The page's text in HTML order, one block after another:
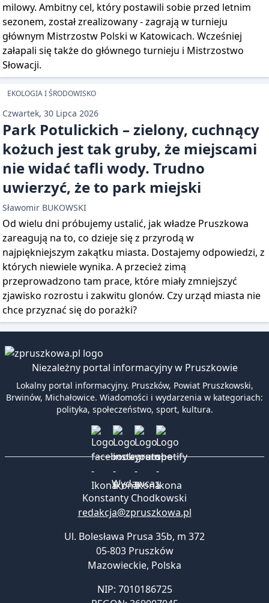
milowy. Ambitny cel, który postawili sobie przed letnim
sezonem, został zrealizowany - zagrają w turnieju
głównym Mistrzostw Polski w Katowicach. Wcześniej
załapali się także do głównego turnieju i Mistrzostwo
Słowacji.
EKOLOGIA I ŚRODOWISKO
Czwartek, 30 Lipca 2026
Park Potulickich – zielony, cuchnący
kożuch jest tak gruby, że miejscami
nie widać tafli wody. Trudno
uwierzyć, że to park miejski
Sławomir BUKOWSKI
Od wielu dni próbujemy ustalić, jak władze Pruszkowa
zareagują na to, co dzieje się z przyrodą w
najpiękniejszym zakątku miasta. Dostajemy odpowiedzi, z
których niewiele wynika. A przecież zimą
przeprowadzono tam prace, które miały zmniejszyć
zjawisko rozrostu i zakwitu glonów. Czy urząd miasta nie
chce przyznać się do porażki?
Niezależny portal informacyjny w Pruszkowie
Lokalny portal informacyjny. Pruszków, Powiat Pruszkowski,
Brwinów, Michałowice. Wiadomości i wydarzenia w kategoriach:
polityka, społeczeństwo, sport, kultura.
Wydawca:
Konstanty Chodkowski
redakcja@zpruszkowa.pl
Ul. Bolesława Prusa 35b, m 372
05-803 Pruszków
Mazowieckie, Polska
NIP: 7010186725